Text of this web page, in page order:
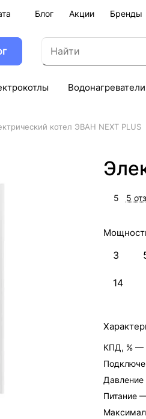
Блог Акции Бренды
Водонагреватели
котел ЭВАН NEXT PLUS
5 5
3
14
КПД, % —
Давление
Питание